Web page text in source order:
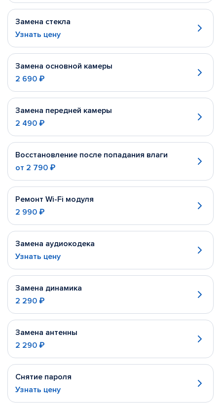
Замена стекла
Узнать цену
Замена основной камеры
2 690 ₽
Замена передней камеры
2 490 ₽
Восстановление после попадания влаги
от 2 790 ₽
Ремонт Wi-Fi модуля
2 990 ₽
Замена аудиокодека
Узнать цену
Замена динамика
2 290 ₽
Замена антенны
2 290 ₽
Снятие пароля
Узнать цену